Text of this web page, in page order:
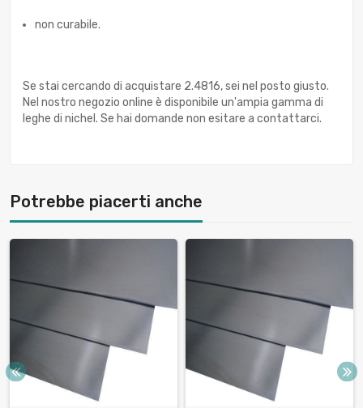
non curabile.
Se stai cercando di acquistare 2.4816, sei nel posto giusto.
Nel nostro negozio online è disponibile un'ampia gamma di
leghe di nichel. Se hai domande non esitare a contattarci.
Potrebbe piacerti anche